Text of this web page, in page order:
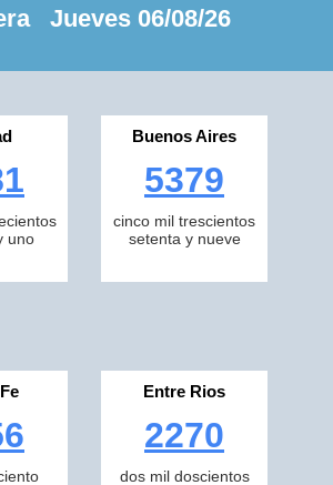
Jueves 06/08/26
uno
Buenos Aires
5379
cinco mil trescientos
setenta y nueve
Entre Rios
2270
dos mil doscientos